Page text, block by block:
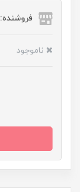
فروشنده: pushaknew
ناموجود